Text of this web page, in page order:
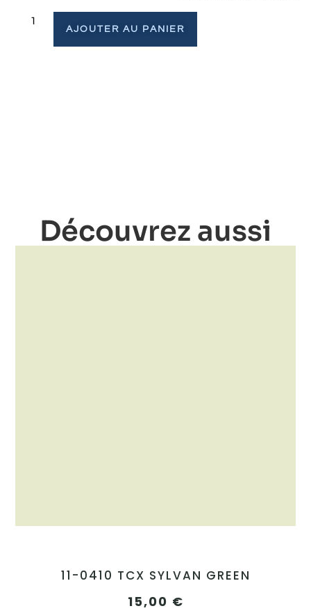
AJOUTER AU PANIER
Découvrez aussi
11-0410 TCX SYLVAN GREEN
15,00 €